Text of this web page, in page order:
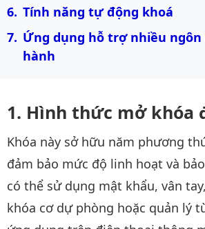
Tính năng tự động khoá
Ứng dụng hỗ trợ nhiều
hành
Hình thức mở khóa
Khóa này sở hữu năm phương
đảm bảo mức độ linh hoạt và
có thể sử dụng mật khẩu, vân
khóa cơ dự phòng hoặc quản lý